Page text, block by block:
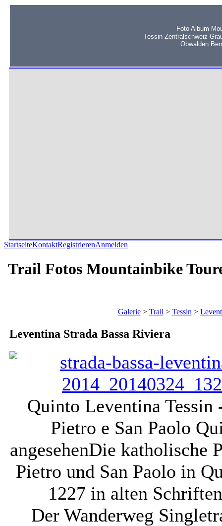
Foto Album
Tessin Zentralschweiz
Obwalden
StartseiteKontaktRegistrierenAnmelden
Trail Fotos Mountainbike
Galerie> Trail > Tessin >
Leventina Strada Bassa Riviera
Quinto Leventina Tessin
Pietro e San Paolo
angesehenDie katholische
Pietro und San Paolo in
1227 in alten
Der Wanderweg